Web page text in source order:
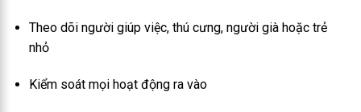
Theo dõi người giúp việc, thú cưng, người già hoặc trẻ
nhỏ
Kiểm soát mọi hoạt động ra vào